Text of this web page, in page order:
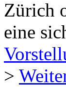
Zürich
eine
>